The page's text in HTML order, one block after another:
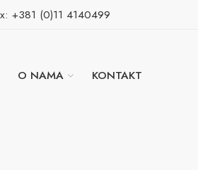
+381 (0)11 4140499
O NAMA KONTAKT